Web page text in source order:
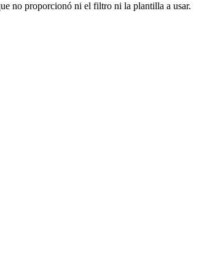
no proporcionó ni el filtro ni la plantilla a usar.